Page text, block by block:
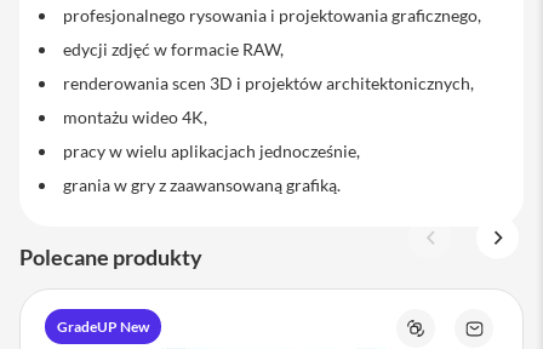
y
z
e
o
P
h
S
e
r
profesjonalnego rysowania i projektowania graficznego,
edycji zdjęć w formacie RAW,
renderowania scen 3D i projektów architektonicznych,
montażu wideo 4K,
pracy w wielu aplikacjach jednocześnie,
grania w gry z zaawansowaną grafiką.
Polecane produkty
GradeUP New Porównajemail